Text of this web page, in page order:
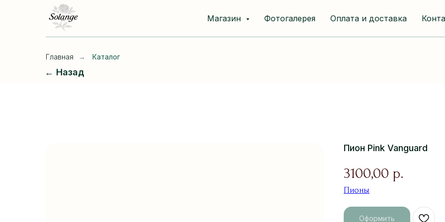
Магазин Фотогалерея Оплата и доставка
Главная → Каталог
← Назад
Пион Pink Vanguard
3100,00 р.
Пионы
Оформить